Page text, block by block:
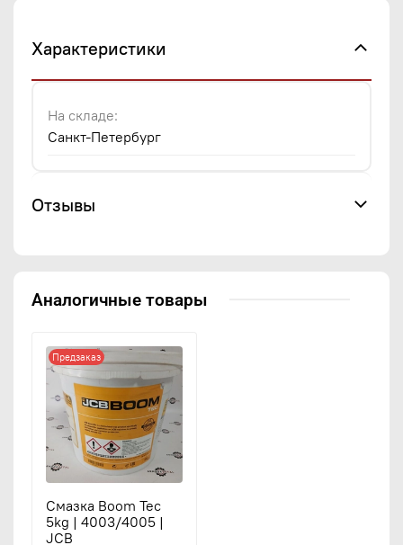
Характеристики
На складе:
Санкт-Петербург
Отзывы
Аналогичные товары
Предзаказ
Смазка Boom Tec
5kg | 4003/4005 |
JCB